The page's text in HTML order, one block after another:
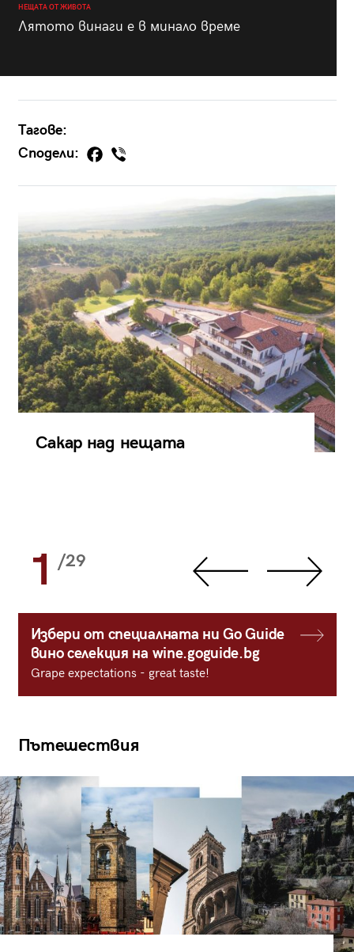
НЕЩАТА ОТ ЖИВОТА
Лятото винаги е в минало време
Тагове:
Сподели:
Сакар над нещата
1 /29
Избери от специалната ни Go Guide
вино селекция на wine.goguide.bg
Grape expectations - great taste!
Пътешествия